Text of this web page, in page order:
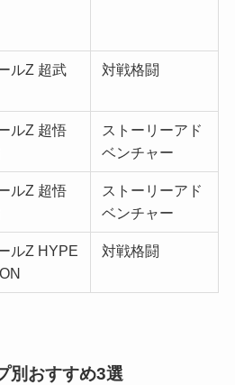
ルZ 超武
対戦格闘
ルZ 超悟
ストーリーアド
ベンチャー
ルZ 超悟
ストーリーアド
ベンチャー
ルZ HYPE
対戦格闘
別おすすめ3選